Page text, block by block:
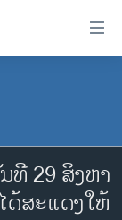
ທີ 29 ສິງຫາ
ດ້ສະແດງໃຫ້